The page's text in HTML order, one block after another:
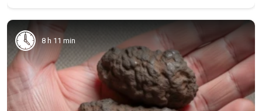
8 h 11 min